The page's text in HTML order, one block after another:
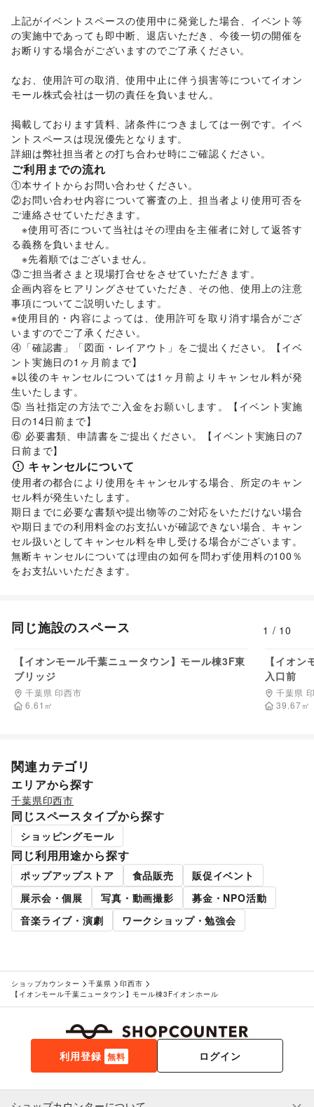
/その他美容・健康
エンタメ・ガジェット
PC・スマートフォン スマホアクセサリー/ ガジェット/
ゲーム /アニメ/ コミック・マンガ/ アイドル・芸能人
おもちゃ・ホビー/楽器・音楽機材/CD・DVD・本・雑誌 /
Webメディア・アプリ/テレビ・ドラマ/映画 /
音楽・ライブ/演劇/占い/ 公営競技・宝くじ
その他エンタメ・ガジェット
アート・デザイン
絵画・書/写真・イラストレーション
その他アート・デザイン
レジャー・スポーツ
旅行・レジャー/キャンプ・アウトドア
バスケットボール/ゴルフ/その他レジャー・スポーツ
車・バイク・モビリティ
車/バイク・オートバイ/自転車・ロードバイク/
マイクロモビリティ
その他車・バイク・モビリティ
NPO・公共団体
地方公共団体・行政・政府
/NPO・ボランティア活動/ その他NPO・公共団体
ビジネス・オフィス
法人向けサービス/オフィス家具・OA機器
イベント企画・運営/その他ビジネス・オフィス
その他活動・個人
その他活動・個人
上記がイベントスペースの使用中に発覚した場合、イベント等
の実施中であっても即中断、退店いただき、今後一切の開催を
お断りする場合がございますのでご了承ください。
なお、使用許可の取消、使用中止に伴う損害等についてイオン
モール株式会社は一切の責任を負いません。
掲載しております賃料、諸条件につきましては一例です。イベ
ントスペースは現況優先となります。
詳細は弊社担当者との打ち合わせ時にご確認ください。
ご利用までの流れ
①本サイトからお問い合わせください。
②お問い合わせ内容について審査の上、担当者より使用可否を
ご連絡させていただきます。
※使用可否について当社はその理由を主催者に対して返答す
る義務を負いません。
※先着順ではございません。
③ご担当者さまと現場打合せをさせていただきます。
企画内容をヒアリングさせていただき、その他、使用上の注意
事項についてご説明いたします。
※使用目的・内容によっては、使用許可を取り消す場合がござ
いますのでご了承ください。
④「確認書」「図面・レイアウト」をご提出ください。【イベ
ント実施日の1ヶ月前まで】
※以後のキャンセルについては1ヶ月前よりキャンセル料が発
生いたします。
⑤ 当社指定の方法でご入金をお願いします。【イベント実施
日の14日前まで】
⑥ 必要書類、申請書をご提出ください。【イベント実施日の7
日前まで】
キャンセルについて
使用者の都合により使用をキャンセルする場合、所定のキャン
セル料が発生いたします。
期日までに必要な書類や提出物等のご対応をいただけない場合
や期日までの利用料金のお支払いが確認できない場合、キャン
セル扱いとしてキャンセル料を申し受ける場合がございます。
無断キャンセルについては理由の如何を問わず使用料の100％
をお支払いいただきます。
同じ施設のスペース 1 / 10
【イオンモール千葉ニュータウン】モール棟3F東
ブリッジ
千葉県 印西市
6.61 ㎡
【イオ
入口前
千葉県
39.67㎡
関連カテゴリ
エリアから探す
千葉県印西市
同じスペースタイプから探す
ショッピングモール
同じ利用用途から探す
ポップアップストア 食品販売
販促イベント
展示会・個展
写真・動画撮影
募金・NPO活動
音楽ライブ・演劇
ワークショップ・勉強会
ショップカウンター 千葉県
印西市
【イオンモール千葉ニュータウン】モール棟3Fイオンホール
利用登録 無料 ログイン